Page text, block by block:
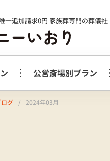
一追加請求0円 家族葬専門の葬儀社
公営斎場別プラン
つくばメモ
ログ 2024年03月